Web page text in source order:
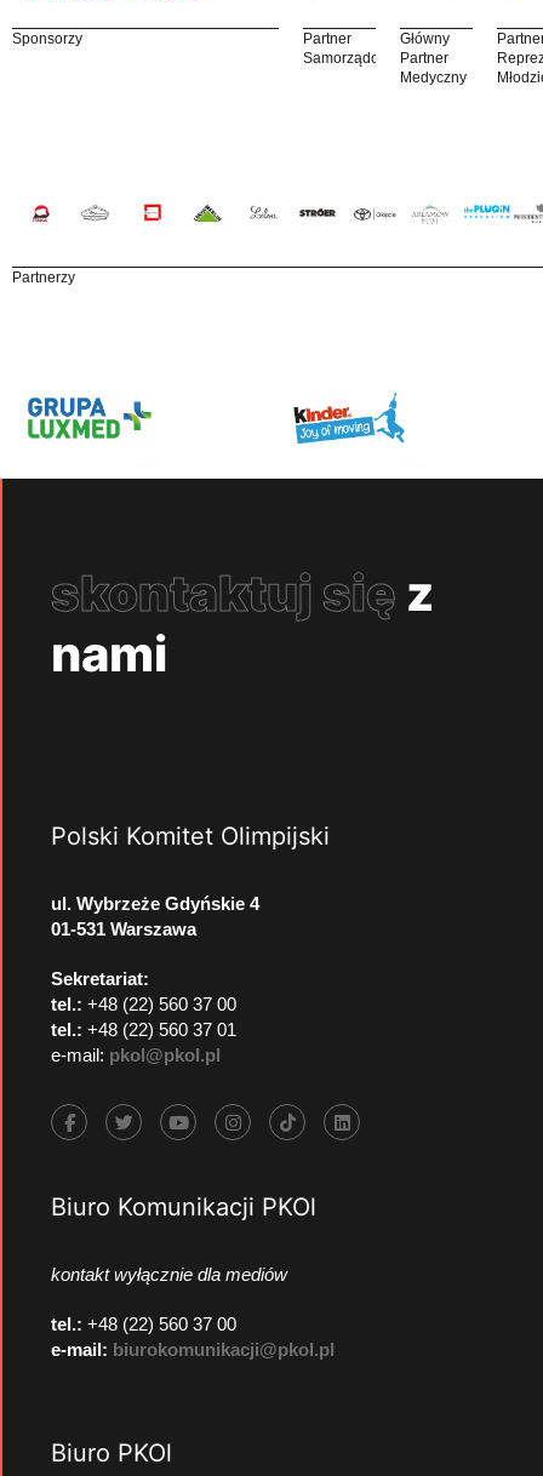
Sponsorzy
Partner
Samorządowy
Główny
Partner
Medyczny
Partnerzy
skontaktuj się z
nami
Polski Komitet Olimpijski
ul. Wybrzeże Gdyńskie 4
01-531 Warszawa
Sekretariat:
tel.: +48 (22) 560 37 00
tel.: +48 (22) 560 37 01
e-mail: pkol@pkol.pl
Biuro Komunikacji PKOl
kontakt wyłącznie dla mediów
tel.: +48 (22) 560 37 00
e-mail: biurokomunikacji@pkol.pl
Biuro PKOl